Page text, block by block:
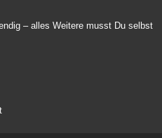
– alles Weitere musst Du selbst